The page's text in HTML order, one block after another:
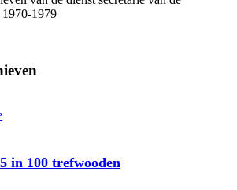
1970-1979
in 100 trefwooden